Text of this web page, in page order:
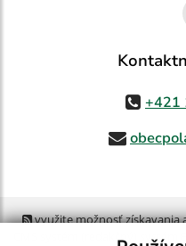
+421
využite možnosť získavania
CMS systém (redakčný) systém